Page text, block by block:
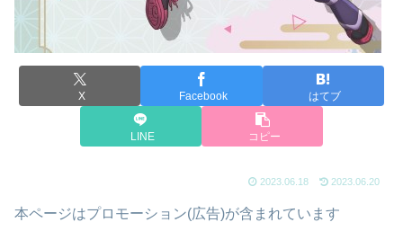
X Facebook はてブ
LINE コピー
2023.06.18 2023.06.20
本ページはプロモーション(広告)が含まれています